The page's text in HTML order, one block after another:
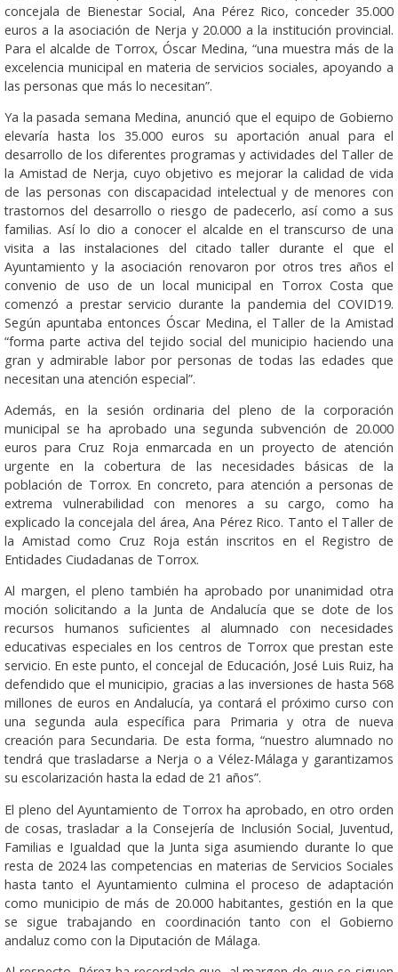
concejala de Bienestar Social, Ana Pérez Rico, conceder 35.000
euros a la asociación de Nerja y 20.000 a la institución provincial.
Para el alcalde de Torrox, Óscar Medina, “una muestra más de la
excelencia municipal en materia de servicios sociales, apoyando a
las personas que más lo necesitan”.
Ya la pasada semana Medina, anunció que el equipo de Gobierno
elevaría hasta los 35.000 euros su aportación anual para el
desarrollo de los diferentes programas y actividades del Taller de
la Amistad de Nerja, cuyo objetivo es mejorar la calidad de vida
de las personas con discapacidad intelectual y de menores con
trastornos del desarrollo o riesgo de padecerlo, así como a sus
familias. Así lo dio a conocer el alcalde en el transcurso de una
visita a las instalaciones del citado taller durante el que el
Ayuntamiento y la asociación renovaron por otros tres años el
convenio de uso de un local municipal en Torrox Costa que
comenzó a prestar servicio durante la pandemia del COVID19.
Según apuntaba entonces Óscar Medina, el Taller de la Amistad
“forma parte activa del tejido social del municipio haciendo una
gran y admirable labor por personas de todas las edades que
necesitan una atención especial”.
Además, en la sesión ordinaria del pleno de la corporación
municipal se ha aprobado una segunda subvención de 20.000
euros para Cruz Roja enmarcada en un proyecto de atención
urgente en la cobertura de las necesidades básicas de la
población de Torrox. En concreto, para atención a personas de
extrema vulnerabilidad con menores a su cargo, como ha
explicado la concejala del área, Ana Pérez Rico. Tanto el Taller de
la Amistad como Cruz Roja están inscritos en el Registro de
Entidades Ciudadanas de Torrox.
Al margen, el pleno también ha aprobado por unanimidad otra
moción solicitando a la Junta de Andalucía que se dote de los
recursos humanos suficientes al alumnado con necesidades
educativas especiales en los centros de Torrox que prestan este
servicio. En este punto, el concejal de Educación, José Luis Ruiz, ha
defendido que el municipio, gracias a las inversiones de hasta 568
millones de euros en Andalucía, ya contará el próximo curso con
una segunda aula específica para Primaria y otra de nueva
creación para Secundaria. De esta forma, “nuestro alumnado no
tendrá que trasladarse a Nerja o a Vélez-Málaga y garantizamos
su escolarización hasta la edad de 21 años”.
El pleno del Ayuntamiento de Torrox ha aprobado, en otro orden
de cosas, trasladar a la Consejería de Inclusión Social, Juventud,
Familias e Igualdad que la Junta siga asumiendo durante lo que
resta de 2024 las competencias en materias de Servicios Sociales
hasta tanto el Ayuntamiento culmina el proceso de adaptación
como municipio de más de 20.000 habitantes, gestión en la que
se sigue trabajando en coordinación tanto con el Gobierno
andaluz como con la Diputación de Málaga.